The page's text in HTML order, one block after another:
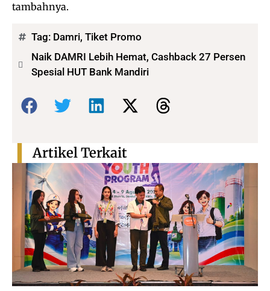
tambahnya.
Tag: Damri, Tiket Promo
Naik DAMRI Lebih Hemat, Cashback 27 Persen
Spesial HUT Bank Mandiri
Bagikan:
Artikel Terkait